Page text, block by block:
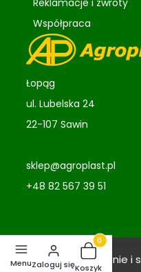
Reklamacje i zwroty
Współpraca
Łopąg
ul. Lubelska 24
22-107 Sawin
sklep@agroplast.pl
+48 82 567 39 51
Sklep
Wdrożenie i
Zaloguj się
Produkty w
Koszyk